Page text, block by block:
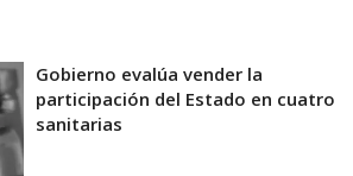
Gobierno evalúa vender la
participación del Estado en cuatro
sanitarias